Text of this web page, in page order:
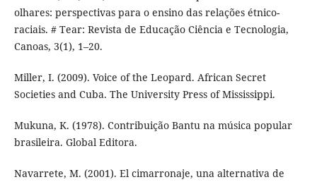
olhares: perspectivas para o ensino das relações étnico-
raciais. # Tear: Revista de Educação Ciência e Tecnologia,
Canoas, 3(1), 1–20.
Miller, I. (2009). Voice of the Leopard. African Secret
Societies and Cuba. The University Press of Mississippi.
Mukuna, K. (1978). Contribuição Bantu na música popular
brasileira. Global Editora.
Navarrete, M. (2001). El cimarronaje, una alternativa de